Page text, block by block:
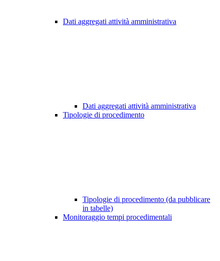
Dati aggregati attività amministrativa
Dati aggregati attività amministrativa
Tipologie di procedimento
Tipologie di procedimento (da pubblicare
in tabelle)
Monitoraggio tempi procedimentali